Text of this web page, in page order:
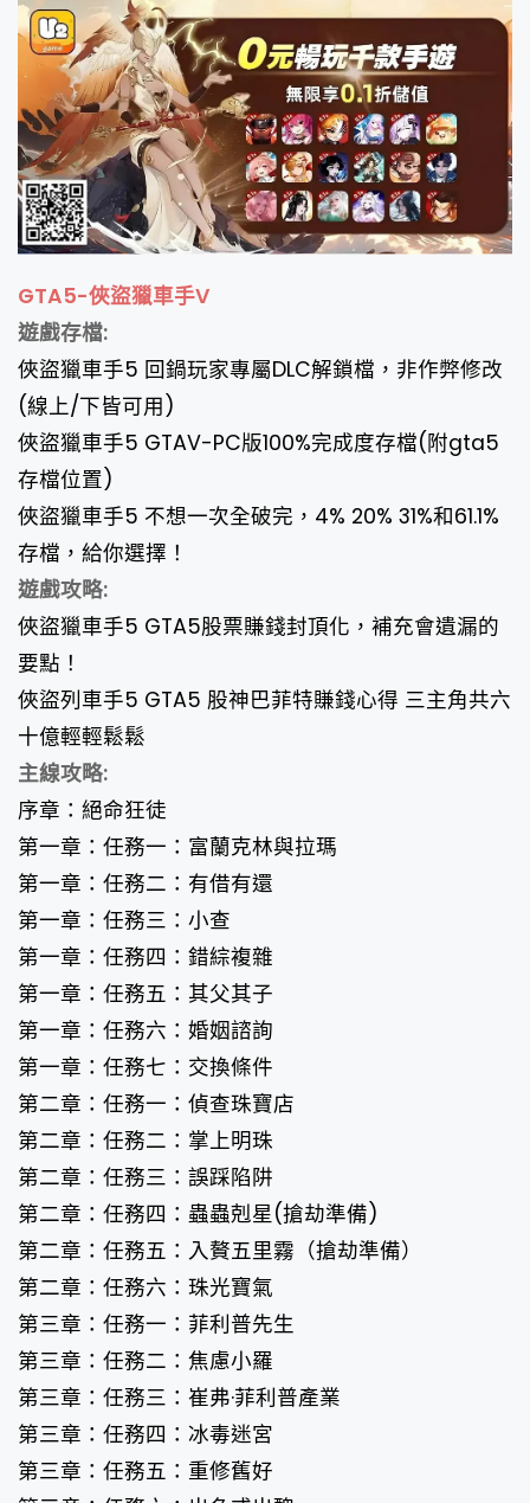
GTA5-俠盜獵車手V
遊戲存檔:
俠盜獵車手5 回鍋玩家專屬DLC解鎖檔，非作弊修改
(線上/下皆可用)
俠盜獵車手5 GTAV-PC版100%完成度存檔(附gta5
存檔位置)
俠盜獵車手5 不想一次全破完，4% 20% 31%和61.1%
存檔，給你選擇！
遊戲攻略:
俠盜獵車手5 GTA5股票賺錢封頂化，補充會遺漏的
要點！
俠盜列車手5 GTA5 股神巴菲特賺錢心得 三主角共六
十億輕輕鬆鬆
主線攻略:
序章：絕命狂徒
第一章：任務一：富蘭克林與拉瑪
第一章：任務二：有借有還
第一章：任務三：小查
第一章：任務四：錯綜複雜
第一章：任務五：其父其子
第一章：任務六：婚姻諮詢
第一章：任務七：交換條件
第二章：任務一：偵查珠寶店
第二章：任務二：掌上明珠
第二章：任務三：誤踩陷阱
第二章：任務四：蟲蟲剋星(搶劫準備)
第二章：任務五：入贅五里霧（搶劫準備）
第二章：任務六：珠光寶氣
第三章：任務一：菲利普先生
第三章：任務二：焦慮小羅
第三章：任務三：崔弗·菲利普產業
第三章：任務四：冰毒迷宮
第三章：任務五：重修舊好